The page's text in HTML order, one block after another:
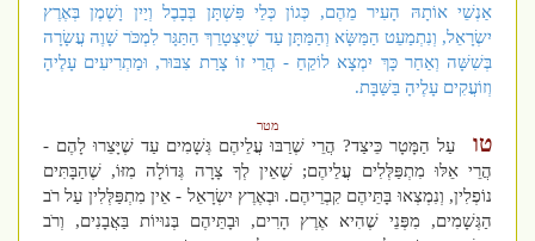
אַנְשֵׁי אוֹתָהּ הָעִיר מֵהֶם, כְּגוֹן כְּלֵי פִּשְׁתָּן בְּבָבֶל וְיַיִן וָשֶׁמֶן בְּאֶרֶץ
יִשְׂרָאֵל, וְנִתְמַעֵט הַמַּשָּׂא וְהַמַּתָּן עַד שֶׁיִּצְטָרֵךְ הַתַּגָּר לִמְכֹּר שָׁוֶה עֲשָׂרָה
בְּשִׁשָּׁה וְאַחַר כָּךְ יִמְצָא לוֹקֵחַ - הֲרֵי זוֹ צָרַת צִבּוּר, וּמַתְרִיעִים עָלֶיהָ
וְזוֹעֲקִים עָלֶיהָ בַּשַּׁבָּת.
מטר
טו
עַל הַמָּטָר כֵּיצַד? הֲרֵי שֶׁרַבּוּ עֲלֵיהֶם גְּשָׁמִים עַד שֶׁיָּצֵרוּ לָהֶם -
הֲרֵי אֵלּוּ מִתְפַּלְּלִים עֲלֵיהֶם; שֶׁאֵין לְךָ צָרָה גְּדוֹלָה מִזּוֹ, שֶׁהַבָּתִּים
נוֹפְלִין, וְנִמְצְאוּ בָּתֵּיהֶם קִבְרֵיהֶם. וּבְאֶרֶץ יִשְׂרָאֵל - אֵין מִתְפַּלְּלִין עַל רֹב
הַגְּשָׁמִים, מִפְּנֵי שֶׁהִיא אֶרֶץ הָרִים, וּבָתֵּיהֶם בְּנוּיוֹת בַּאֲבָנִים, וְרֹב